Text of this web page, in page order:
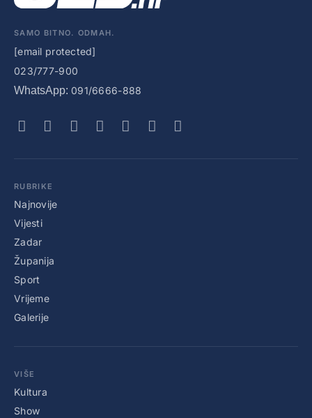
SAMO BITNO. ODMAH.
[email protected]
023/777-900
WhatsApp: 091/6666-888
RUBRIKE
Najnovije
Vijesti
Zadar
Županija
Sport
Vrijeme
Galerije
VIŠE
Kultura
Show